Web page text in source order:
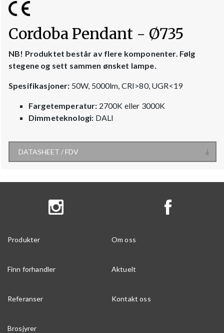
Cordoba Pendant - Ø735
NB! Produktet består av flere komponenter. Følg
stegene og sett sammen ønsket lampe.
Spesifikasjoner: 50W, 5000lm, CRI>80, UGR<19
Fargetemperatur: 2700K eller 3000K
Dimmeteknologi: DALI
DATASHEET / FDV
Produkter Om oss
Finn forhandler Aktuelt
Referanser Kontakt oss
Brosjyrer